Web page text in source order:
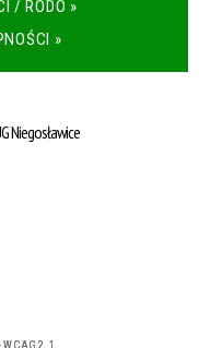
/ RODO »
»
Niegosławice
WCAG 2.1